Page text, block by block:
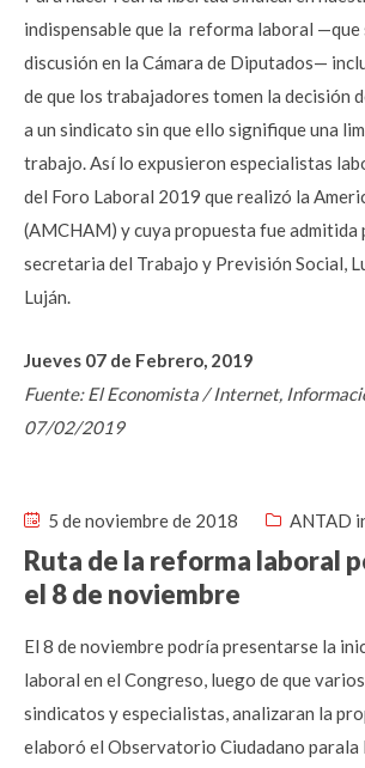
indispensable que la reforma laboral —que
discusión en la Cámara de Diputados—
de que los trabajadores tomen la decisión
a un sindicato sin que ello signifique una
trabajo. Así lo expusieron especialistas
del Foro Laboral 2019 que realizó la
(AMCHAM) y cuya propuesta fue admitida
secretaria del Trabajo y Previsión Social,
Luján.
Jueves 07 de Febrero, 2019
Fuente: El Economista / Internet,
07/02/2019
5 de noviembre de 2018 ANTAD
Ruta de la reforma laboral
el 8 de noviembre
El 8 de noviembre podría presentarse la
laboral en el Congreso, luego de que
sindicatos y especialistas, analizaran la
elaboró el Observatorio Ciudadano parala